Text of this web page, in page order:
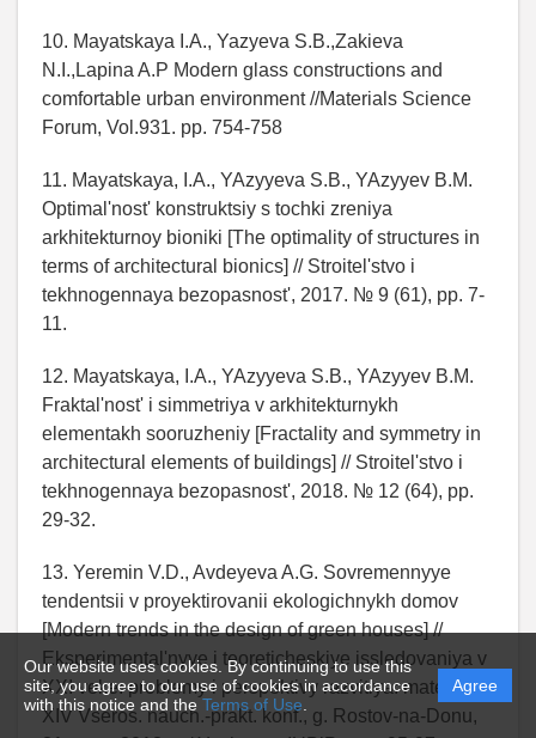
Our website uses cookies. By continuing to use this
site, you agree to our use of cookies in accordance
with this notice and the Terms of Use
Agree
10. Mayatskaya I.A., Yazyeva S.B.,Zakieva
N.I.,Lapina A.P Modern glass constructions and
comfortable urban environment //Materials Science
Forum, Vol.931. pp. 754-758
11. Mayatskaya, I.A., YAzyyeva S.B., YAzyyev B.M.
Optimal'nost' konstruktsiy s tochki zreniya
arkhitekturnoy bioniki [The optimality of structures in
terms of architectural bionics] // Stroitel'stvo i
tekhnogennaya bezopasnost', 2017. № 9 (61), pp. 7-
11.
12. Mayatskaya, I.A., YAzyyeva S.B., YAzyyev B.M.
Fraktal'nost' i simmetriya v arkhitekturnykh
elementakh sooruzheniy [Fractality and symmetry in
architectural elements of buildings] // Stroitel'stvo i
tekhnogennaya bezopasnost', 2018. № 12 (64), pp.
29-32.
13. Yeremin V.D., Avdeyeva A.G. Sovremennyye
tendentsii v proyektirovanii ekologichnykh domov
[Modern trends in the design of green houses] //
Eksperimental'nyye i teoreticheskiye issledovaniya v
XXI veke: problemy i perspektivy razvitiya: materialy
XIV Vseros. nauch.-prakt. konf., g. Rostov-na-Donu,